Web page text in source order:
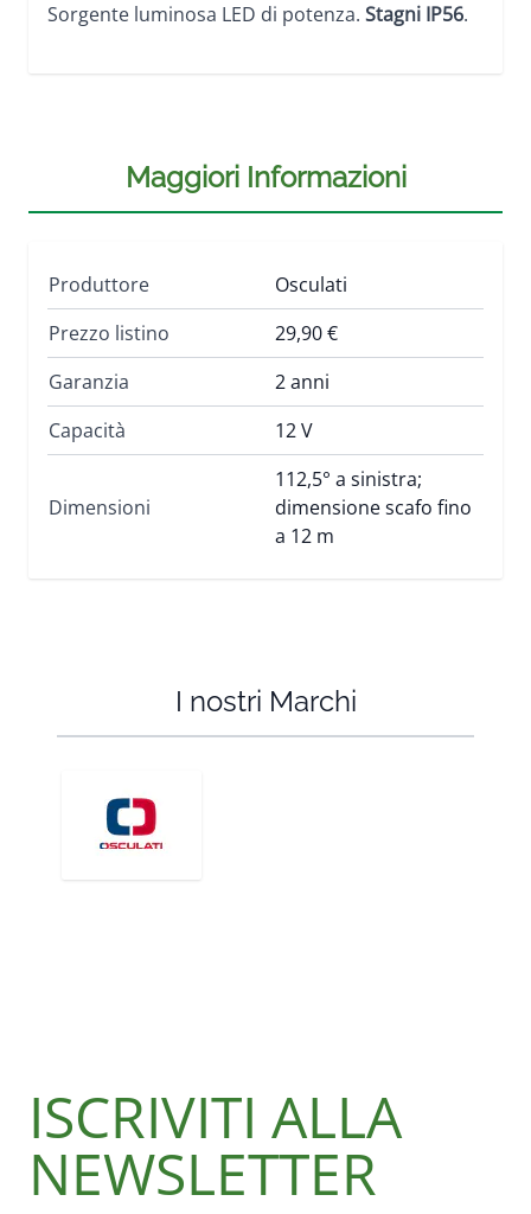
Sorgente luminosa LED di potenza. Stagni IP56.
Maggiori Informazioni
Produttore
Osculati
Prezzo listino
29,90 €
Garanzia
2 anni
Capacità
12 V
Dimensioni
112,5° a sinistra;
dimensione scafo fino
a 12 m
I nostri Marchi
ISCRIVITI ALLA
NEWSLETTER